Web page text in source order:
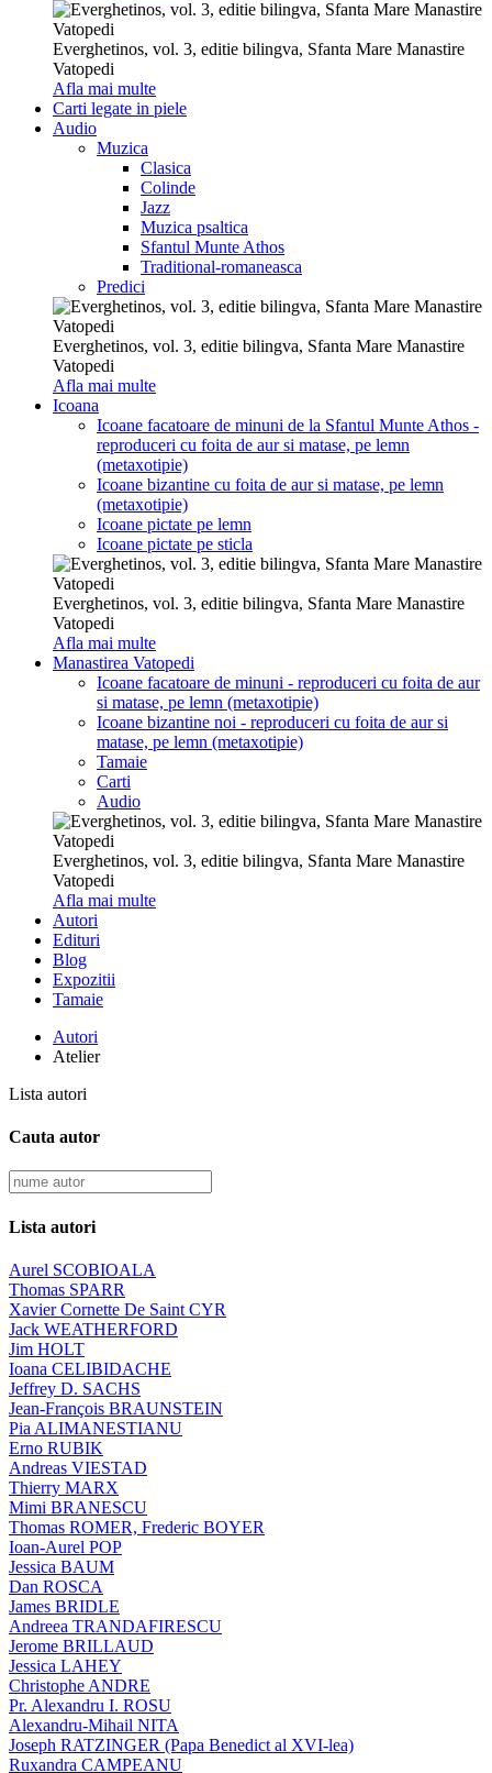
Everghetinos, vol. 3, editie bilingva, Sfanta Mare Manastire
Vatopedi
Afla mai multe
Carti legate in piele
Audio
Muzica
Clasica
Colinde
Jazz
Muzica psaltica
Sfantul Munte Athos
Traditional-romaneasca
Predici
Everghetinos, vol. 3, editie bilingva, Sfanta Mare Manastire
Vatopedi
Afla mai multe
Icoana
Icoane facatoare de minuni de la Sfantul Munte Athos -
reproduceri cu foita de aur si matase, pe lemn
(metaxotipie)
Icoane bizantine cu foita de aur si matase, pe lemn
(metaxotipie)
Icoane pictate pe lemn
Icoane pictate pe sticla
Everghetinos, vol. 3, editie bilingva, Sfanta Mare Manastire
Vatopedi
Afla mai multe
Manastirea Vatopedi
Icoane facatoare de minuni - reproduceri cu foita de aur
si matase, pe lemn (metaxotipie)
Icoane bizantine noi - reproduceri cu foita de aur si
matase, pe lemn (metaxotipie)
Tamaie
Carti
Audio
Everghetinos, vol. 3, editie bilingva, Sfanta Mare Manastire
Vatopedi
Afla mai multe
Autori
Edituri
Blog
Expozitii
Tamaie
Autori
Atelier
Lista autori
Cauta autor
Lista autori
Aurel SCOBIOALA
Thomas SPARR
Xavier Cornette De Saint CYR
Jack WEATHERFORD
Jim HOLT
Ioana CELIBIDACHE
Jeffrey D. SACHS
Jean-François BRAUNSTEIN
Pia ALIMANESTIANU
Erno RUBIK
Andreas VIESTAD
Thierry MARX
Mimi BRANESCU
Thomas ROMER, Frederic BOYER
Ioan-Aurel POP
Jessica BAUM
Dan ROSCA
James BRIDLE
Andreea TRANDAFIRESCU
Jerome BRILLAUD
Jessica LAHEY
Christophe ANDRE
Pr. Alexandru I. ROSU
Alexandru-Mihail NITA
Joseph RATZINGER (Papa Benedict al XVI-lea)
Ruxandra CAMPEANU